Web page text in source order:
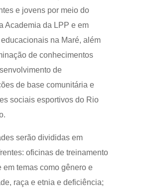
e jovens por meio do
Academia da LPP e em
na Maré, além
de conhecimentos
de
de base comunitária e
sociais esportivos do Rio
serão divididas em
oficinas de treinamento
em temas como gênero e
raça e etnia e deficiência;